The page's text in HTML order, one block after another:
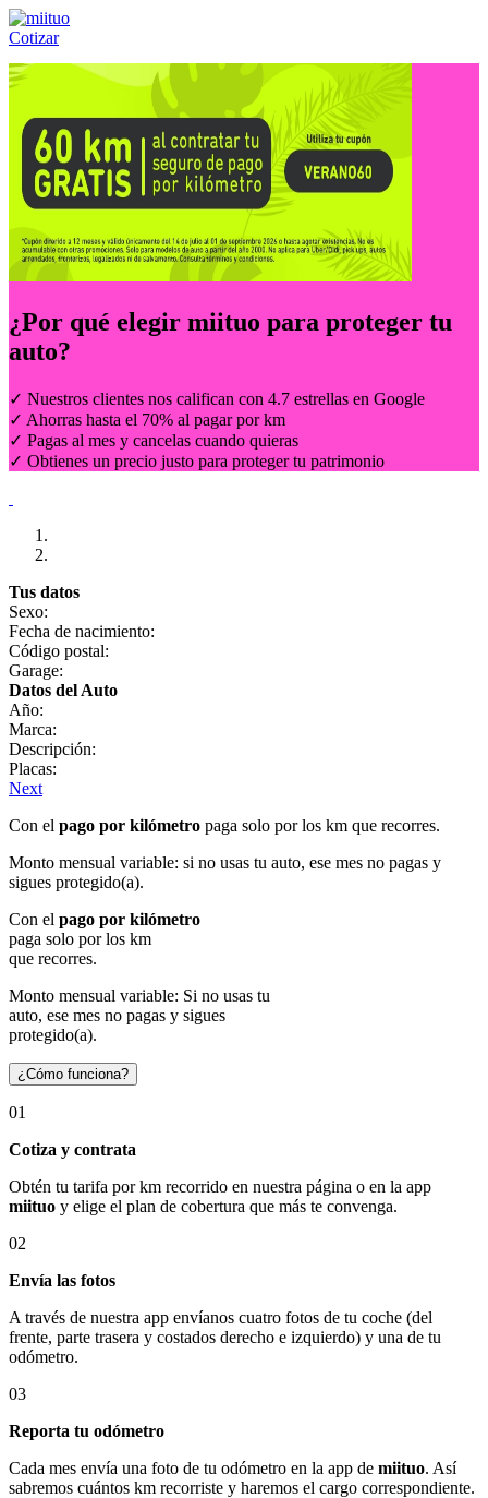
Cotizar
Llámanos al:(55) 84-21-05-00 ó
¿Por qué elegir miituo para proteger tu
auto?
✓ Nuestros clientes nos califican con 4.7 estrellas en Google
✓ Ahorras hasta el 70% al pagar por km
✓ Pagas al mes y cancelas cuando quieras
✓ Obtienes un precio justo para proteger tu patrimonio
Tus datos
Sexo:
Fecha de nacimiento:
Código postal:
Garage:
Datos del Auto
Año:
Marca:
Descripción:
Placas:
Next
Con el pago por kilómetro paga solo por los km que recorres.
Monto mensual variable: si no usas tu auto, ese mes no pagas y
sigues protegido(a).
Con el pago por kilómetro
paga solo por los km
que recorres.
Monto mensual variable: Si no usas tu
auto, ese mes no pagas y sigues
protegido(a).
¿Cómo funciona?
01
Cotiza y contrata
Obtén tu tarifa por km recorrido en nuestra página o en la app
miituo y elige el plan de cobertura que más te convenga.
02
Envía las fotos
A través de nuestra app envíanos cuatro fotos de tu coche (del
frente, parte trasera y costados derecho e izquierdo) y una de tu
odómetro.
03
Reporta tu odómetro
Cada mes envía una foto de tu odómetro en la app de miituo. Así
sabremos cuántos km recorriste y haremos el cargo correspondiente.